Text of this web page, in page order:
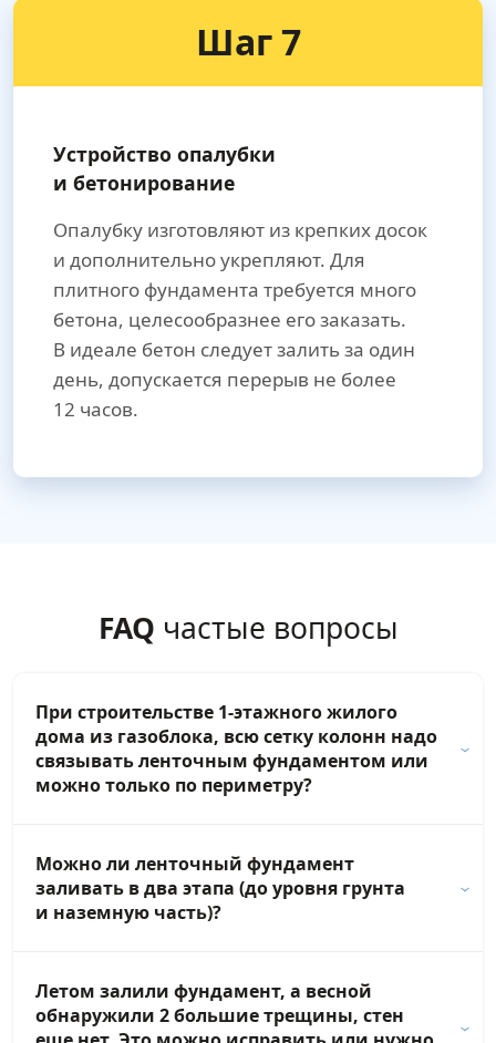
Шаг 7
Устройство опалубки
и бетонирование
Опалубку изготовляют из крепких досок
и дополнительно укрепляют. Для
плитного фундамента требуется много
бетона, целесообразнее его заказать.
В идеале бетон следует залить за один
день, допускается перерыв не более
12 часов.
FAQ частые вопросы
При строительстве 1-этажного жилого
дома из газоблока, всю сетку колонн надо
связывать ленточным фундаментом или
можно только по периметру?
Можно ли ленточный фундамент
заливать в два этапа (до уровня грунта
и наземную часть)?
Летом залили фундамент, а весной
обнаружили 2 большие трещины, стен